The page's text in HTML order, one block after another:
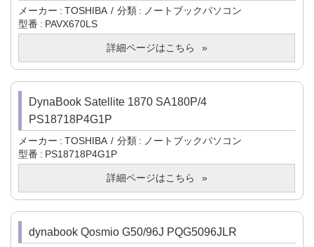
メーカー TOSHIBA 分類
ノートブックパソコン
型番
PAVX670LS
詳細ページはこちら
DynaBook Satellite 1870 SA180P/4
PS18718P4G1P
メーカー TOSHIBA 分類
ノートブックパソコン
型番
PS18718P4G1P
詳細ページはこちら
dynabook Qosmio G50/96J PQG5096JLR